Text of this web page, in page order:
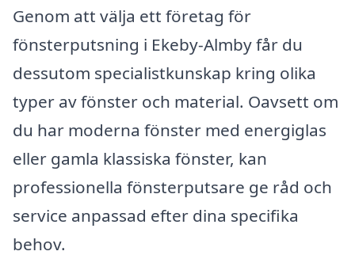
Genom att välja ett företag för
fönsterputsning i Ekeby-Almby får du
dessutom specialistkunskap kring olika
typer av fönster och material. Oavsett om
du har moderna fönster med energiglas
eller gamla klassiska fönster, kan
professionella fönsterputsare ge råd och
service anpassad efter dina specifika
behov.